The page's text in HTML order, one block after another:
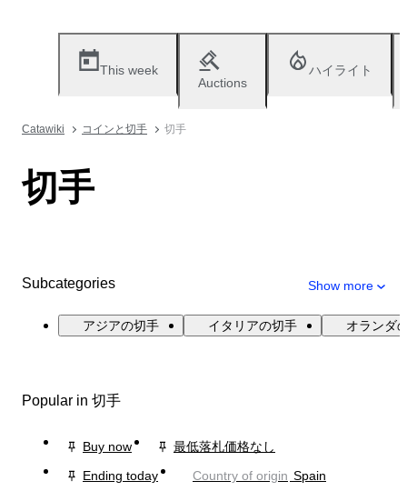
This week
Auctions
ハイライト
Catawiki コインと切手 切手
切手
Subcategories Show more
アジアの切手 イタリアの切手 オランダ
Popular in 切手
Buy now
最低落札価格なし
Ending today
Country of origin Spain